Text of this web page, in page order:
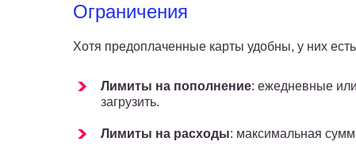
Ограничения
Хотя предоплаченные карты удобны, у них
Лимиты на пополнение: ежедневные
загрузить.
Лимиты на расходы: максимальная